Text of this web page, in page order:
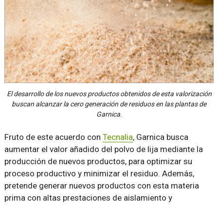
El desarrollo de los nuevos productos obtenidos de esta valorización
buscan alcanzar la cero generación de residuos en las plantas de
Garnica.
Fruto de este acuerdo con Tecnalia, Garnica busca
aumentar el valor añadido del polvo de lija mediante la
producción de nuevos productos, para optimizar su
proceso productivo y minimizar el residuo. Además,
pretende generar nuevos productos con esta materia
prima con altas prestaciones de aislamiento y